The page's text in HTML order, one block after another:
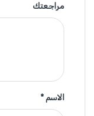
مراجعتك
الاسم*